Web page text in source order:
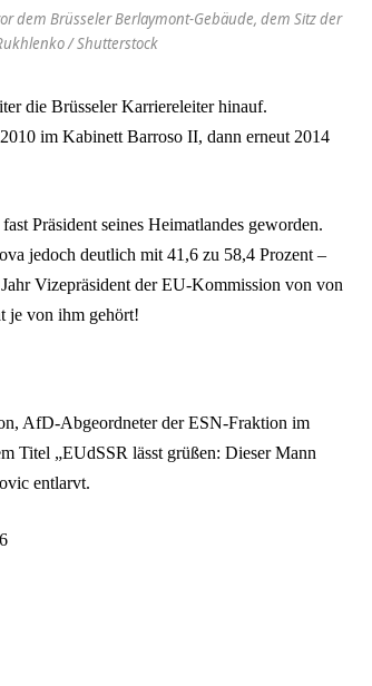
dem Brüsseler Berlaymont-Gebäude, dem Sitz der
/ Shutterstock
die Brüsseler Karriereleiter hinauf.
im Kabinett Barroso II, dann erneut 2014
Präsident seines Heimatlandes geworden.
jedoch deutlich mit 41,6 zu 58,4 Prozent –
Vizepräsident der EU-Kommission von von
je von ihm gehört!
AfD-Abgeordneter der ESN-Fraktion im
Titel „EUdSSR lässt grüßen: Dieser Mann
entlarvt.